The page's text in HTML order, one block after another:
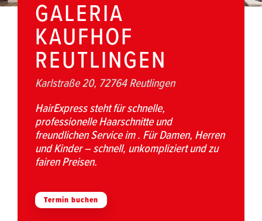
GALERIA
KAUFHOF
REUTLINGEN
Karlstraße 20, 72764 Reutlingen
HairExpress steht für schnelle,
professionelle Haarschnitte und
freundlichen Service im . Für Damen, Herren
und Kinder – schnell, unkompliziert und zu
fairen Preisen.
Termin buchen